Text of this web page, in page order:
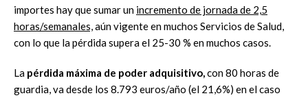
importes hay que sumar un incremento de jornada de 2,5
horas/semanales,aún vigente en muchos Servicios de Salud,
con lo que la pérdida supera el 25-30 % en muchos casos.
La pérdida máxima de poder adquisitivo,con 80 horas de
guardia, va desde los 8.793 euros/año (el 21,6%) en el caso